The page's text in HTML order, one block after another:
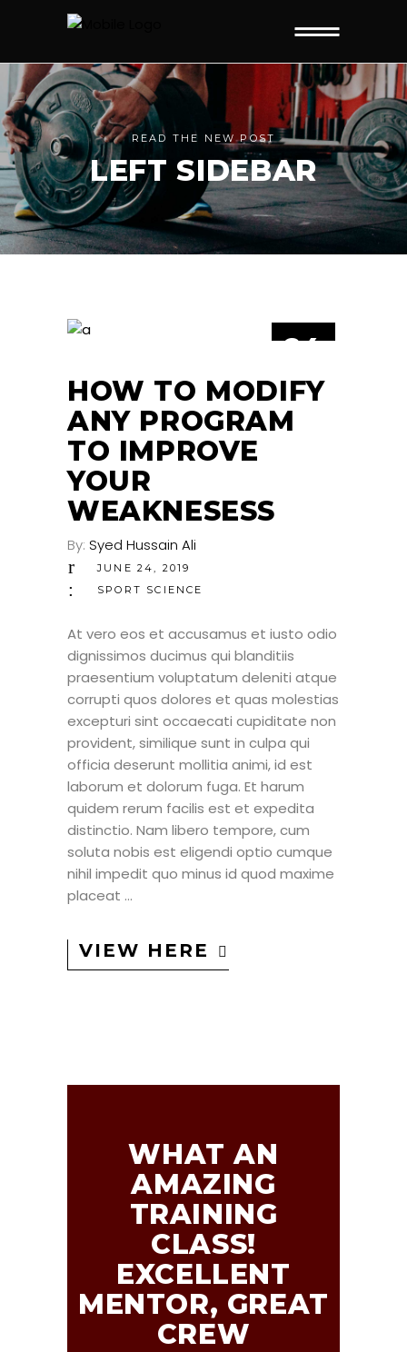
READ THE NEW POST
LEFT SIDEBAR
24
HOW TO MODIFY
ANY PROGRAM
TO IMPROVE
YOUR
WEAKNESESS
By: Syed Hussain Ali
JUNE 24, 2019
SPORT SCIENCE
At vero eos et accusamus et iusto odio
dignissimos ducimus qui blanditiis
praesentium voluptatum deleniti atque
corrupti quos dolores et quas molestias
excepturi sint occaecati cupiditate non
provident, similique sunt in culpa qui
officia deserunt mollitia animi, id est
laborum et dolorum fuga. Et harum
quidem rerum facilis est et expedita
distinctio. Nam libero tempore, cum
soluta nobis est eligendi optio cumque
nihil impedit quo minus id quod maxime
placeat
VIEW HERE
WHAT AN
AMAZING
TRAINING
CLASS!
EXCELLENT
MENTOR, GREAT
CREW